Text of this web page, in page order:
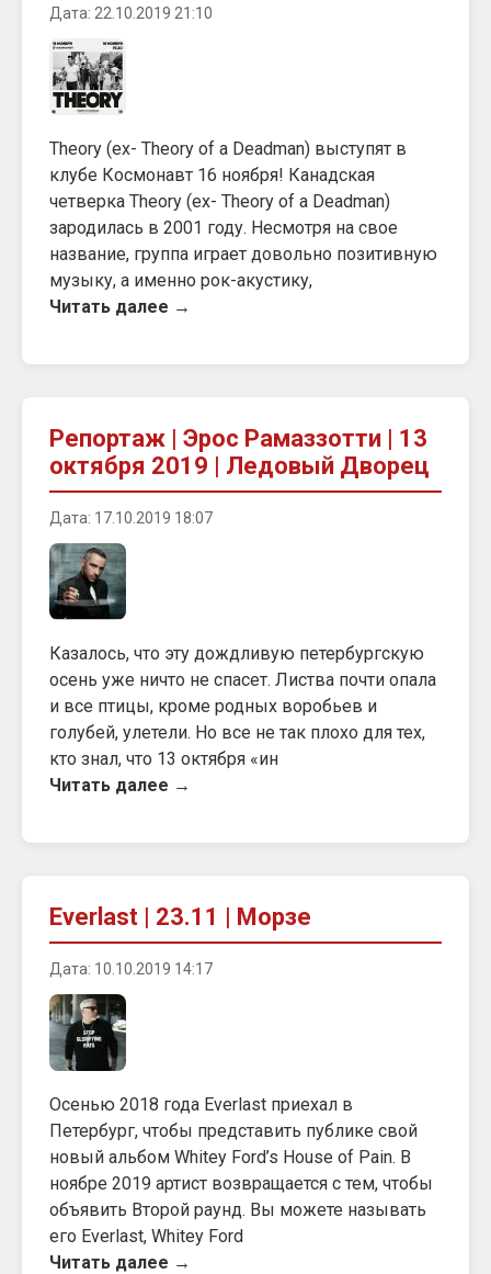
Дата: 22.10.2019 21:10
Theory (ex- Theory of a Deadman) выступят в
клубе Космонавт 16 ноября! Канадская
четверка Theory (ex- Theory of a Deadman)
зародилась в 2001 году. Несмотря на свое
название, группа играет довольно позитивную
музыку, а именно рок-акустику,
Читать далее →
Репортаж | Эрос Рамаззотти | 13
октября 2019 | Ледовый Дворец
Дата: 17.10.2019 18:07
Казалось, что эту дождливую петербургскую
осень уже ничто не спасет. Листва почти опала
и все птицы, кроме родных воробьев и
голубей, улетели. Но все не так плохо для тех,
кто знал, что 13 октября «ин
Читать далее →
Everlast | 23.11 | Морзе
Дата: 10.10.2019 14:17
Осенью 2018 года Everlast приехал в
Петербург, чтобы представить публике свой
новый альбом Whitey Ford’s House of Pain. В
ноябре 2019 артист возвращается с тем, чтобы
объявить Второй раунд. Вы можете называть
его Everlast, Whitey Ford
Читать далее →